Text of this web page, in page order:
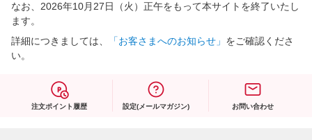
なお、2026年10月27日（火）正午をもって本サイトを終了いたし
ます。
詳細につきましては、
「お客さまへのお知らせ」 をご確認くださ
い。
注文ポイント履歴 設定(メールマガジン) お問い合わせ